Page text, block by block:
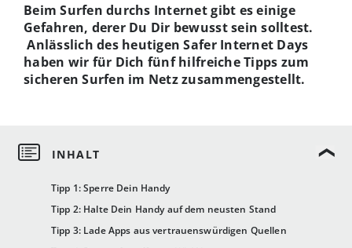
Tipp 1: Sperre Dein Handy
Tipp 2: Halte Dein Handy auf dem neusten Stand
Tipp 3: Lade Apps aus vertrauenswürdigen Quellen
Beim Surfen durchs Internet gibt es einige
Gefahren, derer Du Dir bewusst sein solltest.
Anlässlich des heutigen Safer Internet Days
haben wir für Dich fünf hilfreiche Tipps zum
sicheren Surfen im Netz zusammengestellt.